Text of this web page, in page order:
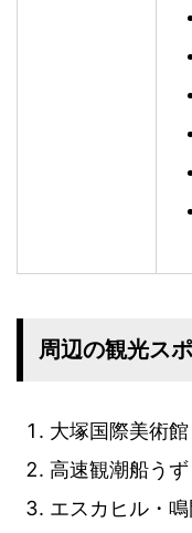
周辺の観光ス
大塚国際美術館
高速観潮船う
エスカヒル・鳴